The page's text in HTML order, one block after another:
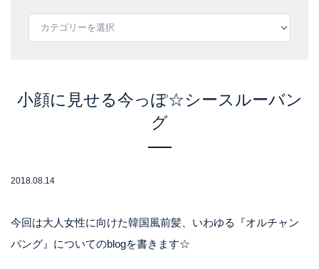
小顔に見せる今っぽ☆シースルーバン
グ
2018.08.14
今回は大人女性に向けた韓国風前髪、いわゆる『オルチャン
バング』についてのblogを書きます☆